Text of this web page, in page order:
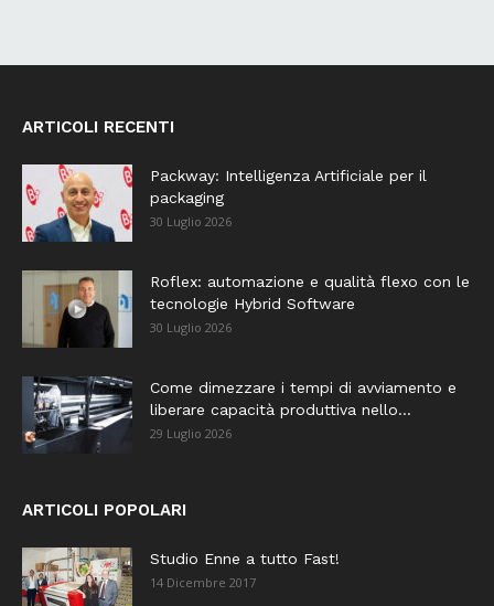
ARTICOLI RECENTI
Packway: Intelligenza Artificiale per il
packaging
30 Luglio 2026
Roflex: automazione e qualità flexo con le
tecnologie Hybrid Software
30 Luglio 2026
Come dimezzare i tempi di avviamento e
liberare capacità produttiva nello...
29 Luglio 2026
ARTICOLI POPOLARI
Studio Enne a tutto Fast!
14 Dicembre 2017